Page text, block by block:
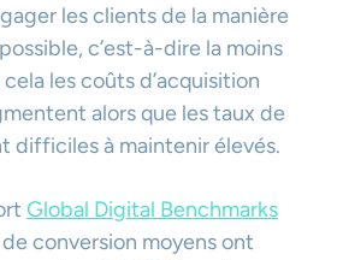
les clients de la manière
c’est-à-dire la moins
les coûts d’acquisition
alors que les taux de
difficiles à maintenir élevés.
Global Digital Benchmarks
conversion moyens ont